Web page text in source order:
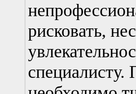
рисковать,
специалисту.